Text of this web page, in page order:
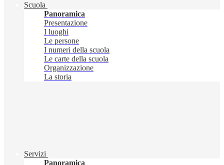
Scuola
Panoramica
Presentazione
I luoghi
Le persone
I numeri della scuola
Le carte della scuola
Organizzazione
La storia
Servizi
Panoramica